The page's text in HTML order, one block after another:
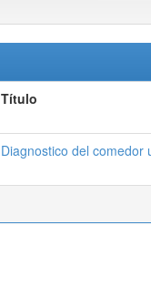
Título
Diagnostico del comedor